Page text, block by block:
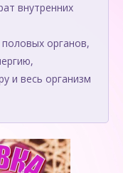
внутренних
органов,
и весь организм